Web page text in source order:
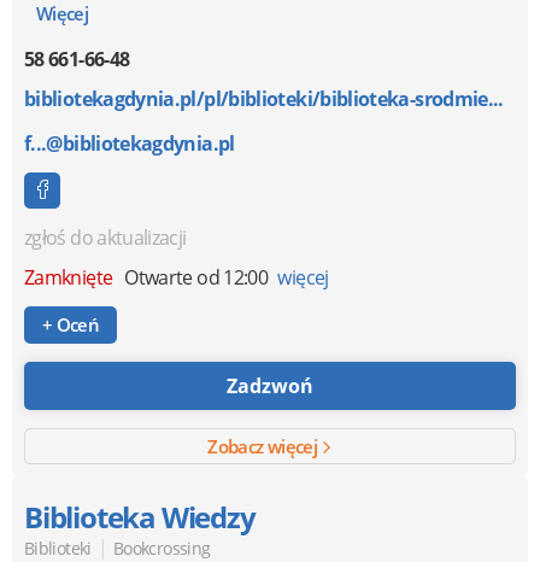
Więcej
58 661-66-48
bibliotekagdynia.pl/pl/biblioteki/biblioteka-srodmie...
f...@bibliotekagdynia.pl
zgłoś do aktualizacji
Zamknięte Otwarte od 12:00 więcej
+ Oceń
Zadzwoń
Zobacz więcej
Biblioteka Wiedzy
Biblioteki | Bookcrossing